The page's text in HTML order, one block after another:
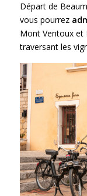
Départ de
vous pourrez
Mont Ventouxet
traversant les